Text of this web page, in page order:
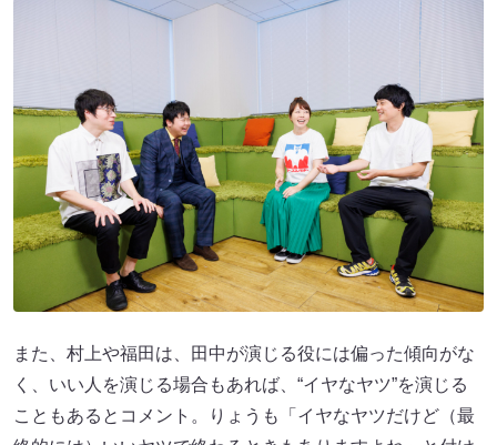
また、村上や福田は、田中が演じる役には偏った傾向がな
く、いい人を演じる場合もあれば、“イヤなヤツ”を演じる
こともあるとコメント。りょうも「イヤなヤツだけど（最